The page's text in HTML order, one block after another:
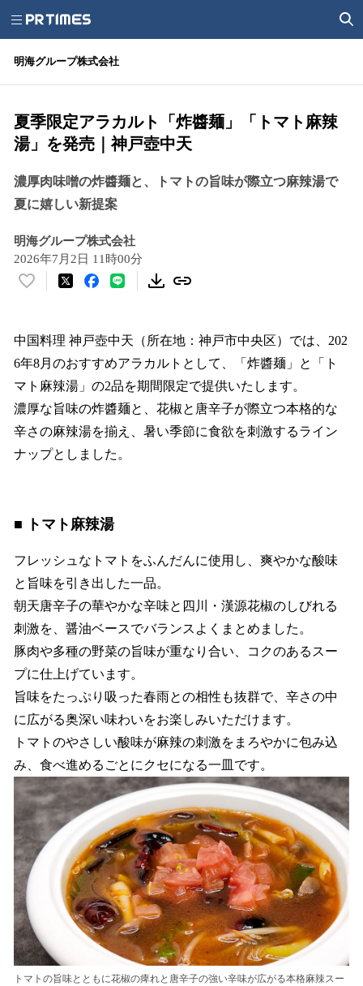
明海グループ株式会社
夏季限定アラカルト「炸醬麺」「トマト麻辣
湯」を発売｜神戸壺中天
濃厚肉味噌の炸醬麺と、トマトの旨味が際立つ麻辣湯で
夏に嬉しい新提案
明海グループ株式会社
2026年7月2日 11時00分
い
！
数
を
読
み
込
み
中
中国料理 神戸壺中天（所在地：神戸市中央区）では、202
6年8月のおすすめアラカルトとして、「炸醬麺」と「ト
マト麻辣湯」の2品を期間限定で提供いたします。
濃厚な旨味の炸醬麺と、花椒と唐辛子が際立つ本格的な
辛さの麻辣湯を揃え、暑い季節に食欲を刺激するライン
ナップとしました。
■ トマト麻辣湯
フレッシュなトマトをふんだんに使用し、爽やかな酸味
と旨味を引き出した一品。
朝天唐辛子の華やかな辛味と四川・漢源花椒のしびれる
刺激を、醤油ベースでバランスよくまとめました。
豚肉や多種の野菜の旨味が重なり合い、コクのあるスー
プに仕上げています。
旨味をたっぷり吸った春雨との相性も抜群で、辛さの中
に広がる奥深い味わいをお楽しみいただけます。
トマトのやさしい酸味が麻辣の刺激をまろやかに包み込
み、食べ進めるごとにクセになる一皿です。
トマトの旨味とともに花椒の痺れと唐辛子の強い辛味が広がる本格麻辣スー